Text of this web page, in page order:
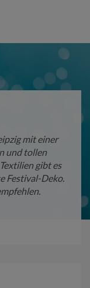
mit einer
und tollen
gibt es
Festival-Deko.